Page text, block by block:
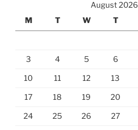
August 2026
M
T W T
3 4 5 6
10 11 12 13
17 18 19 20
24 25 26 27